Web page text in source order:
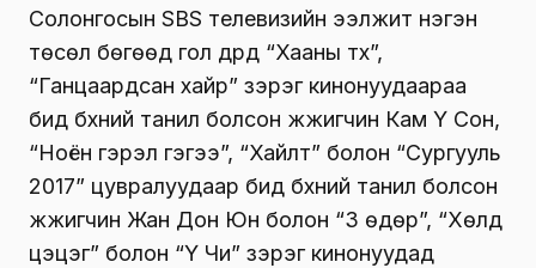
Солонгосын SBS телевизийн ээлжит нэгэн
төсөл бөгөөд гол дүрд “Хааны түүх”,
“Ганцаардсан хайр” зэрэг кинонуудаараа
бид бүхний танил болсон жүжигчин Кам Ү Сон,
“Ноён гэрэл гэгээ”, “Хайлт” болон “Сургууль
2017” цувралуудаар бид бүхний танил болсон
жүжигчин Жан Дон Юүн болон “3 өдөр”, “Хөлдүү
цэцэг” болон “Ү Чи” зэрэг кинонуудад